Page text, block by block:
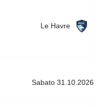
Le Havre
Sabato 31.10.2026